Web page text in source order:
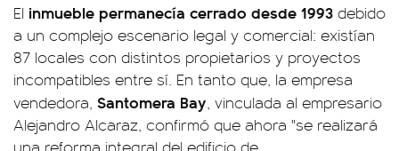
El inmueble permanecía cerrado desde 1993 debido
a un complejo escenario legal y comercial: existían
87 locales con distintos propietarios y proyectos
incompatibles entre sí. En tanto que, la empresa
vendedora, Santomera Bay, vinculada al empresario
Alejandro Alcaraz, confirmó que ahora "se realizará
una reforma integral del edificio de